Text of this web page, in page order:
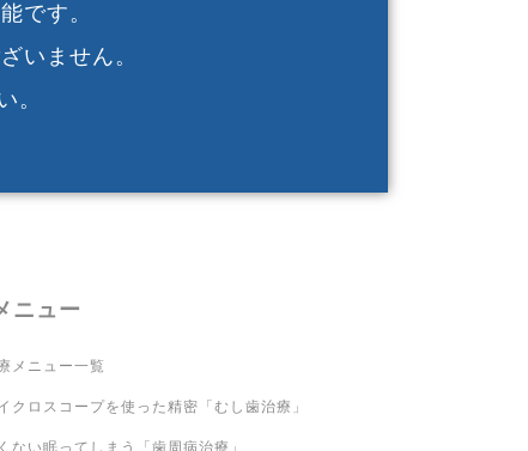
です。
いません。
。
ニュー
メニュー一覧
クロスコープを使った精密「むし歯治療」
ない眠ってしまう「歯周病治療」